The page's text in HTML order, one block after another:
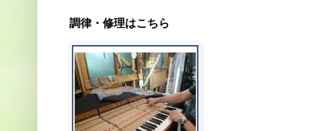
調律・修理はこちら